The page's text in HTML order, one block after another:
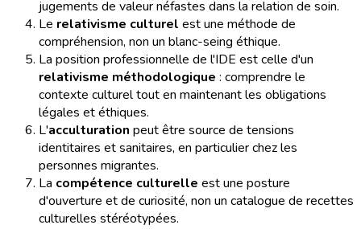
jugements de valeur néfastes dans la relation de soin.
Le relativisme culturel est une méthode de
compréhension, non un blanc-seing éthique.
La position professionnelle de l'IDE est celle d'un
relativisme méthodologique : comprendre le
contexte culturel tout en maintenant les obligations
légales et éthiques.
L'acculturation peut être source de tensions
identitaires et sanitaires, en particulier chez les
personnes migrantes.
La compétence culturelle est une posture
d'ouverture et de curiosité, non un catalogue de recettes
culturelles stéréotypées.